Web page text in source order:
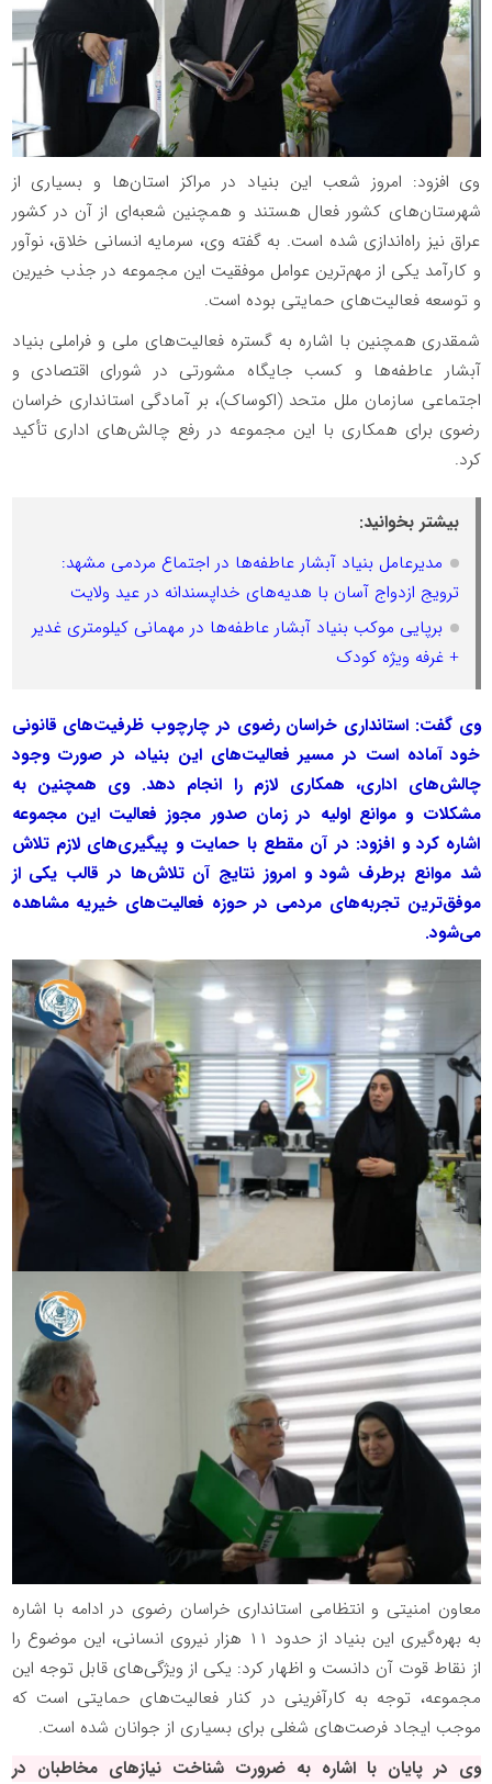
وی افزود: امروز شعب این بنیاد در مراکز استان‌ها و بسیاری از
شهرستان‌های کشور فعال هستند و همچنین شعبه‌ای از آن در کشور
عراق نیز راه‌اندازی شده است. به گفته وی، سرمایه انسانی خلاق، نوآور
و کارآمد یکی از مهم‌ترین عوامل موفقیت این مجموعه در جذب خیرین
و توسعه فعالیت‌های حمایتی بوده است.
شمقدری همچنین با اشاره به گستره فعالیت‌های ملی و فراملی بنیاد
آبشار عاطفه‌ها و کسب جایگاه مشورتی در شورای اقتصادی و
اجتماعی سازمان ملل متحد (اکوساک)، بر آمادگی استانداری خراسان
رضوی برای همکاری با این مجموعه در رفع چالش‌های اداری تأکید
کرد.
بیشتر بخوانید:
مدیرعامل بنیاد آبشار عاطفه‌ها در اجتماع مردمی مشهد:
ترویج ازدواج آسان با هدیه‌های خداپسندانه در عید ولایت
برپایی موکب بنیاد آبشار عاطفه‌ها در مهمانی کیلومتری غدیر
+ غرفه ویژه کودک
وی گفت: استانداری خراسان رضوی در چارچوب ظرفیت‌های قانونی
خود آماده است در مسیر فعالیت‌های این بنیاد، در صورت وجود
چالش‌های اداری، همکاری لازم را انجام دهد. وی همچنین به
مشکلات و موانع اولیه در زمان صدور مجوز فعالیت این مجموعه
اشاره کرد و افزود: در آن مقطع با حمایت و پیگیری‌های لازم تلاش
شد موانع برطرف شود و امروز نتایج آن تلاش‌ها در قالب یکی از
موفق‌ترین تجربه‌های مردمی در حوزه فعالیت‌های خیریه مشاهده
می‌شود.
معاون امنیتی و انتظامی استانداری خراسان رضوی در ادامه با اشاره
به بهره‌گیری این بنیاد از حدود ۱۱ هزار نیروی انسانی، این موضوع را
از نقاط قوت آن دانست و اظهار کرد: یکی از ویژگی‌های قابل توجه این
مجموعه، توجه به کارآفرینی در کنار فعالیت‌های حمایتی است که
موجب ایجاد فرصت‌های شغلی برای بسیاری از جوانان شده است.
وی در پایان با اشاره به ضرورت شناخت نیازهای مخاطبان در